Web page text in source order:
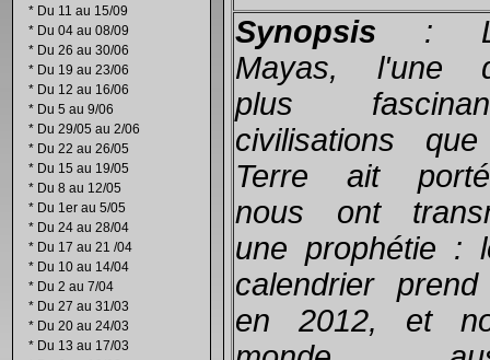
* Du 11 au 15/09
* Du 04 au 08/09
* Du 26 au 30/06
* Du 19 au 23/06
* Du 12 au 16/06
* Du 5 au 9/06
* Du 29/05 au 2/06
* Du 22 au 26/05
* Du 15 au 19/05
* Du 8 au 12/05
* Du 1er au 5/05
* Du 24 au 28/04
* Du 17 au 21 /04
* Du 10 au 14/04
* Du 2 au 7/04
* Du 27 au 31/03
* Du 20 au 24/03
* Du 13 au 17/03
Synopsis :
Mayas, l'une
plus
civilisations
Terre ait
nous ont
une prophétie :
calendrier
en 2012, et